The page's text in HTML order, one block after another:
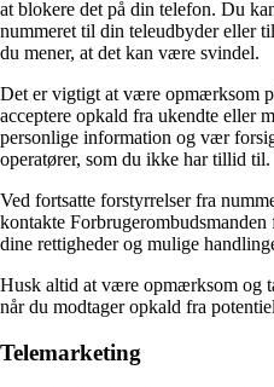
at blokere det på din telefon. Du
nummeret til din teleudbyder eller
du mener, at det kan være svindel.
Det er vigtigt at være opmærksom
acceptere opkald fra ukendte eller
personlige information og vær
operatører, som du ikke har tillid til.
Ved fortsatte forstyrrelser fra
kontakte
dine rettigheder og mulige
Husk altid at være opmærksom og
når du modtager opkald fra
Telemarketing